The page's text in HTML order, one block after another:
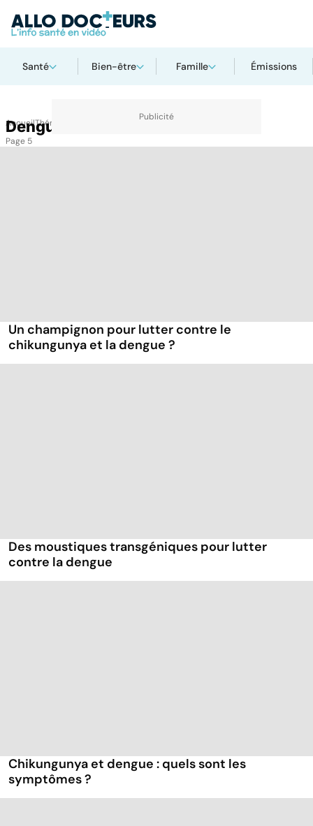
Santé Bien-être Famille Émissions
AccueilThématiques
Dengue
Page 5
Un champignon pour lutter contre le
chikungunya et la dengue ?
Des moustiques transgéniques pour lutter
contre la dengue
Chikungunya et dengue : quels sont les
symptômes ?